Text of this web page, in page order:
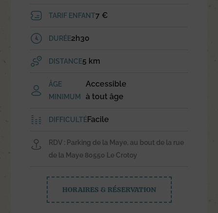
TARIF ENFANT7 €
DURÉE2h30
DISTANCE5 km
ÂGE
MINIMUM
Accessible
à tout âge
DIFFICULTÉFacile
RDV : Parking de la Maye, au bout de la rue
de la Maye 80550 Le Crotoy
HORAIRES & RÉSERVATION